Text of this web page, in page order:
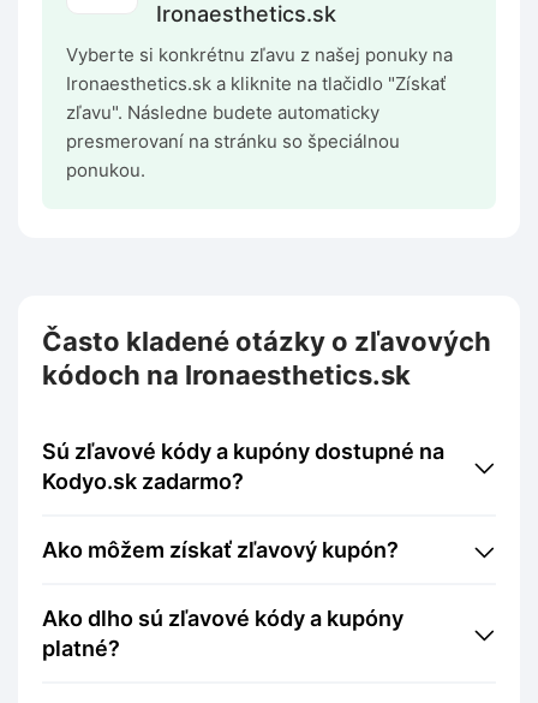
Ironaesthetics.sk
Vyberte si konkrétnu zľavu z našej ponuky na
Ironaesthetics.sk a kliknite na tlačidlo "Získať
zľavu". Následne budete automaticky
presmerovaní na stránku so špeciálnou
ponukou.
Často kladené otázky o zľavových
kódoch na Ironaesthetics.sk
Sú zľavové kódy a kupóny dostupné na
Kodyo.sk zadarmo?
Ako môžem získať zľavový kupón?
Ako dlho sú zľavové kódy a kupóny
platné?